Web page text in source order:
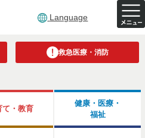
Language
救急医療・消防
て・教育
健康・医療・
福祉